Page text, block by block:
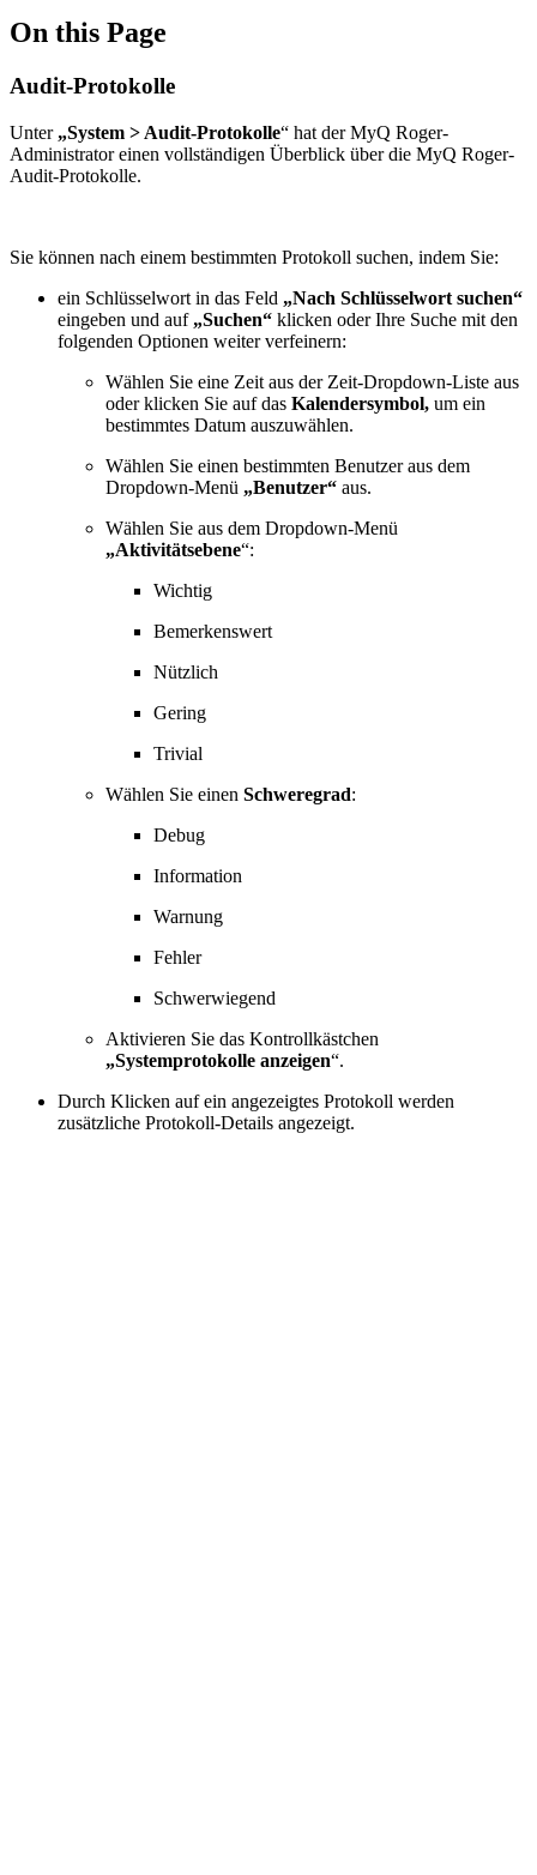
On this Page
Audit-Protokolle
Unter „System > Audit-Protokolle“ hat der MyQ Roger-
Administrator einen vollständigen Überblick über die MyQ Roger-
Audit-Protokolle.
Sie können nach einem bestimmten Protokoll suchen, indem Sie:
ein Schlüsselwort in das Feld „Nach Schlüsselwort suchen“
eingeben und auf „Suchen“ klicken oder Ihre Suche mit den
folgenden Optionen weiter verfeinern:
Wählen Sie eine Zeit aus der Zeit-Dropdown-Liste aus
oder klicken Sie auf das Kalendersymbol, um ein
bestimmtes Datum auszuwählen.
Wählen Sie einen bestimmten Benutzer aus dem
Dropdown-Menü „Benutzer“ aus.
Wählen Sie aus dem Dropdown-Menü
„Aktivitätsebene“:
Wichtig
Bemerkenswert
Nützlich
Gering
Trivial
Wählen Sie einen Schweregrad:
Debug
Information
Warnung
Fehler
Schwerwiegend
Aktivieren Sie das Kontrollkästchen
„Systemprotokolle anzeigen“.
Durch Klicken auf ein angezeigtes Protokoll werden
zusätzliche Protokoll-Details angezeigt.